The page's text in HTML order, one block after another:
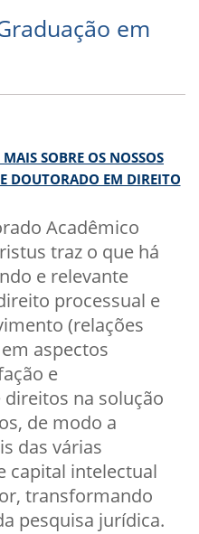
em
SOBRE OS NOSSOS
DOUTORADO EM DIREITO
Acadêmico
traz o que há
e relevante
processual e
(relações
aspectos
e
na solução
de modo a
das várias
capital intelectual
transformando
pesquisa jurídica.